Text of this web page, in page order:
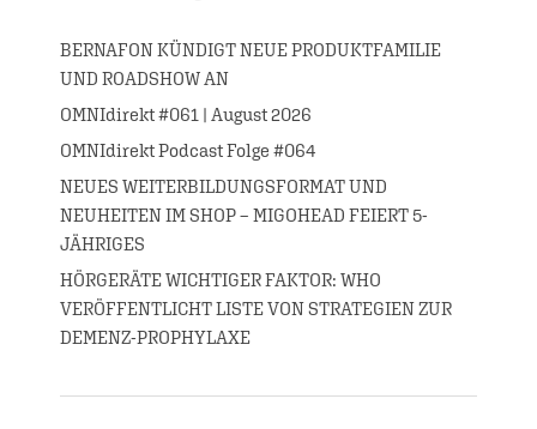
BERNAFON KÜNDIGT NEUE PRODUKTFAMILIE
UND ROADSHOW AN
OMNIdirekt #061 | August 2026
OMNIdirekt Podcast Folge #064
NEUES WEITERBILDUNGSFORMAT UND
NEUHEITEN IM SHOP – MIGOHEAD FEIERT 5-
JÄHRIGES
HÖRGERÄTE WICHTIGER FAKTOR: WHO
VERÖFFENTLICHT LISTE VON STRATEGIEN ZUR
DEMENZ-PROPHYLAXE